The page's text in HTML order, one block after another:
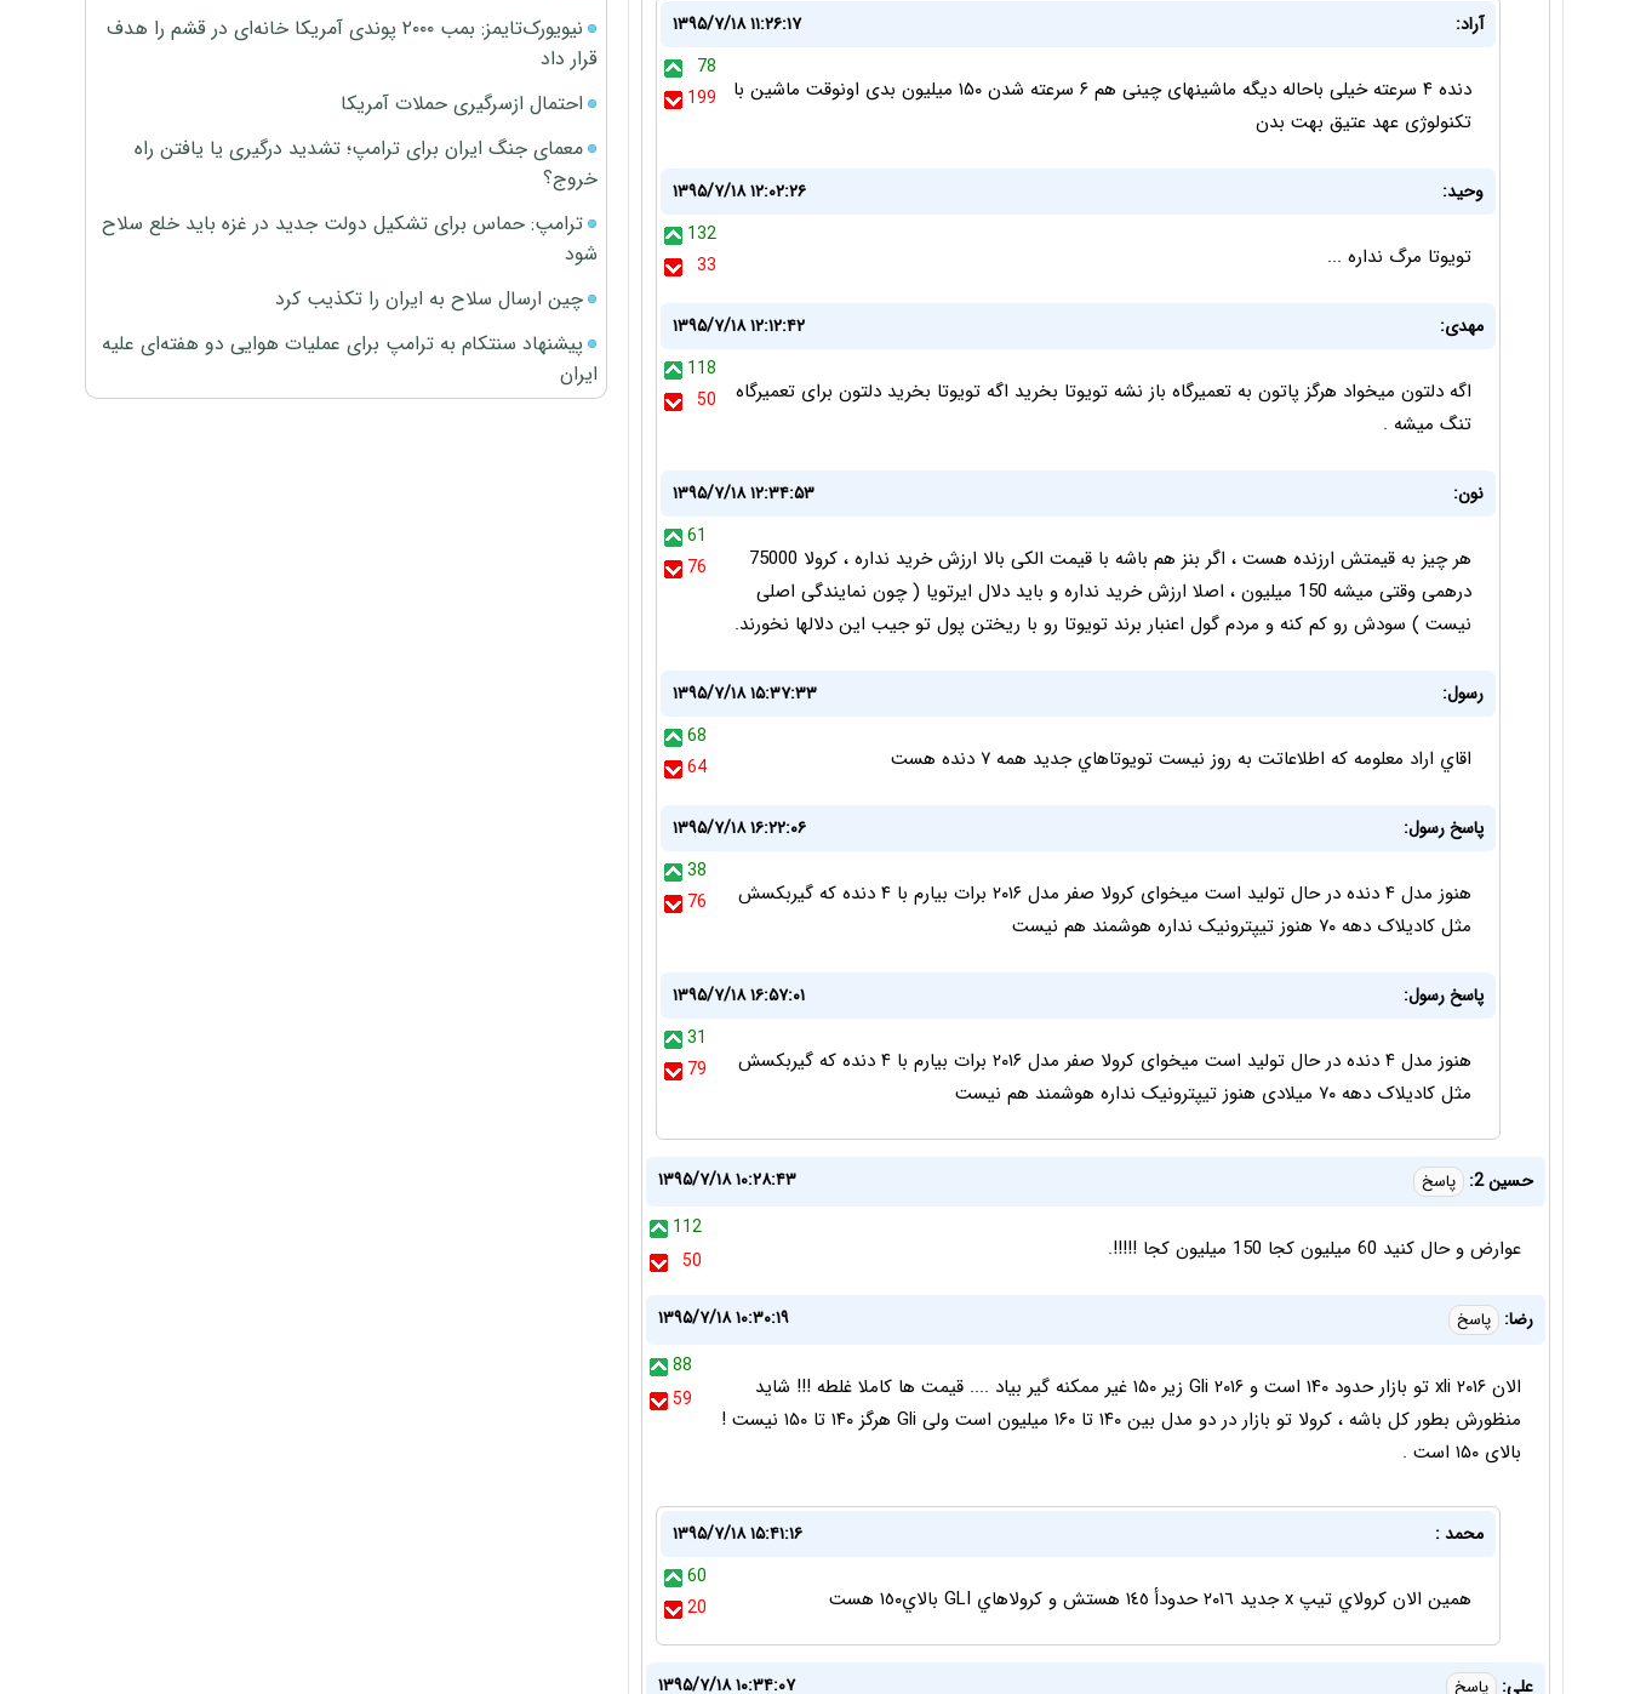
آراد:
۱۳۹۵/۷/۱۸ ۱۱:۲۶:۱۷
78
199
دنده ۴ سرعته خیلی باحاله دیگه ماشینهای چینی هم ۶ سرعته شدن ۱۵۰ میلیون بدی اونوقت ماشین با
تکنولوژی عهد عتیق بهت بدن
وحید:
۱۳۹۵/۷/۱۸ ۱۲:۰۲:۲۶
132
33
تویوتا مرگ نداره ...
مهدی:
۱۳۹۵/۷/۱۸ ۱۲:۱۲:۴۲
118
50
اگه دلتون میخواد هرگز پاتون به تعمیرگاه باز نشه تویوتا بخرید اگه تویوتا بخرید دلتون برای تعمیرگاه
تنگ میشه .
نون:
۱۳۹۵/۷/۱۸ ۱۲:۳۴:۵۳
61
76
هر چیز به قیمتش ارزنده هست ، اگر بنز هم باشه با قیمت الکی بالا ارزش خرید نداره ، کرولا 75000
درهمی وقتی میشه 150 میلیون ، اصلا ارزش خرید نداره و باید دلال ایرتویا ( چون نمایندگی اصلی
نیست ) سودش رو کم کنه و مردم گول اعنبار برند تویوتا رو با ریختن پول تو جیب این دلالها نخورند.
رسول:
۱۳۹۵/۷/۱۸ ۱۵:۳۷:۳۳
68
64
اقاي اراد معلومه كه اطلاعاتت به روز نيست تويوتاهاي جديد همه ٧ دنده هست
پاسخ رسول:
۱۳۹۵/۷/۱۸ ۱۶:۲۲:۰۶
38
76
هنوز مدل ۴ دنده در حال تولید است میخوای کرولا صفر مدل ۲۰۱۶ برات بیارم با ۴ دنده که گیربکسش
مثل کادیلاک دهه ۷۰ هنوز تیپترونیک نداره هوشمند هم نیست
پاسخ رسول:
۱۳۹۵/۷/۱۸ ۱۶:۵۷:۰۱
31
79
هنوز مدل ۴ دنده در حال تولید است میخوای کرولا صفر مدل ۲۰۱۶ برات بیارم با ۴ دنده که گیربکسش
مثل کادیلاک دهه ۷۰ میلادی هنوز تیپترونیک نداره هوشمند هم نیست
حسین 2: پاسخ
۱۳۹۵/۷/۱۸ ۱۰:۲۸:۴۳
112
50
عوارض و حال کنید 60 میلیون کجا 150 میلیون کجا !!!!!.
رضا: پاسخ
۱۳۹۵/۷/۱۸ ۱۰:۳۰:۱۹
88
59
الان xli ۲۰۱۶ تو بازار حدود ۱۴۰ است و Gli ۲۰۱۶ زیر ۱۵۰ غیر ممکنه گیر بیاد .... قیمت ها کاملا غلطه !!! شاید
منظورش بطور کل باشه ، کرولا تو بازار در دو مدل بین ۱۴۰ تا ۱۶۰ میلیون است ولی Gli هرگز ۱۴۰ تا ۱۵۰ نیست !
بالای ۱۵۰ است .
محمد :
۱۳۹۵/۷/۱۸ ۱۵:۴۱:۱۶
60
20
همين الان كرولاي تيپ x جديد ٢٠١٦ حدودأ ١٤٥ هستش و كرولاهاي GLI بالاي١٥٠ هست
علی: پاسخ ۱۳۹۵/۷/۱۸ ۱۰:۳۴:۰۷
نیویورک‌تایمز: بمب ۲۰۰۰ پوندی آمریکا خانه‌ای در قشم را هدف
قرار داد
احتمال ازسرگیری حملات آمریکا
معمای جنگ ایران برای ترامپ؛ تشدید درگیری یا یافتن راه
خروج؟
ترامپ: حماس برای تشکیل دولت جدید در غزه باید خلع سلاح
شود
چین ارسال سلاح به ایران را تکذیب کرد
پیشنهاد سنتکام به ترامپ برای عملیات هوایی دو هفته‌ای علیه
ایران